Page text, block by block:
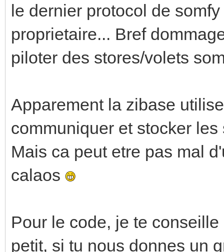
le dernier protocol de
proprietaire... Bref
piloter des stores/volets
Apparement la zibase
communiquer et stocker
Mais ca peut etre pas mal
calaos
Pour le code, je te
petit, si tu nous donnes un